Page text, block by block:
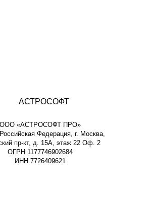
ООО «АСТРОСОФТ ПРО»
Федерация, г. Москва,
пр-кт, д. 15А, этаж 22 Оф. 2
ОГРН 1177746902684
ИНН 7726409621